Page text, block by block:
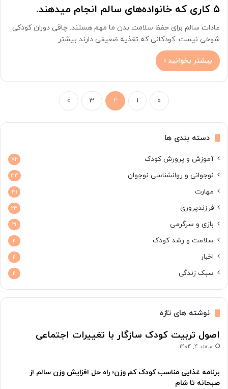
۵ کاری که خانواده‌های سالم انجام میدهند.
عادات سالم برای حفظ سلامت بدن ما مهم هستند. چاقی دوران کودکی
شوخی نیست. کودکانی که تغذیه ضعیفی دارند بیشتر…
بیشتر بخوانید »
«
1
2
3
»
دسته بندی ها
آموزش و پرورش کودک 72
نوجوانی و روانشناسی نوجوان 34
مهارت 31
فرزندپروری 23
بازی و سرگرمی 21
سلامت و رشد کودک 11
اخبار 11
سبک زندگی 11
نوشته های تازه
اصول تربیت کودک سازگار با تغییرات اجتماعی
اسفند 4, 1404
برنامه غذایی مناسب کودک کم وزن؛ راه حل افزایش وزن سالم از
صبحانه تا شام